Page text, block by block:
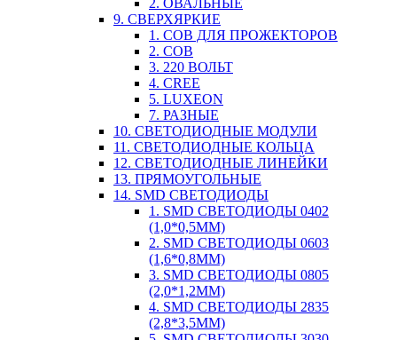
2. ОВАЛЬНЫЕ
9. СВЕРХЯРКИЕ
1. COB ДЛЯ ПРОЖЕКТОРОВ
2. COB
3. 220 ВОЛЬТ
4. CREE
5. LUXEON
7. РАЗНЫЕ
10. СВЕТОДИОДНЫЕ МОДУЛИ
11. СВЕТОДИОДНЫЕ КОЛЬЦА
12. СВЕТОДИОДНЫЕ ЛИНЕЙКИ
13. ПРЯМОУГОЛЬНЫЕ
14. SMD СВЕТОДИОДЫ
1. SMD СВЕТОДИОДЫ 0402
(1,0*0,5ММ)
2. SMD СВЕТОДИОДЫ 0603
(1,6*0,8ММ)
3. SMD СВЕТОДИОДЫ 0805
(2,0*1,2ММ)
4. SMD СВЕТОДИОДЫ 2835
(2,8*3,5ММ)